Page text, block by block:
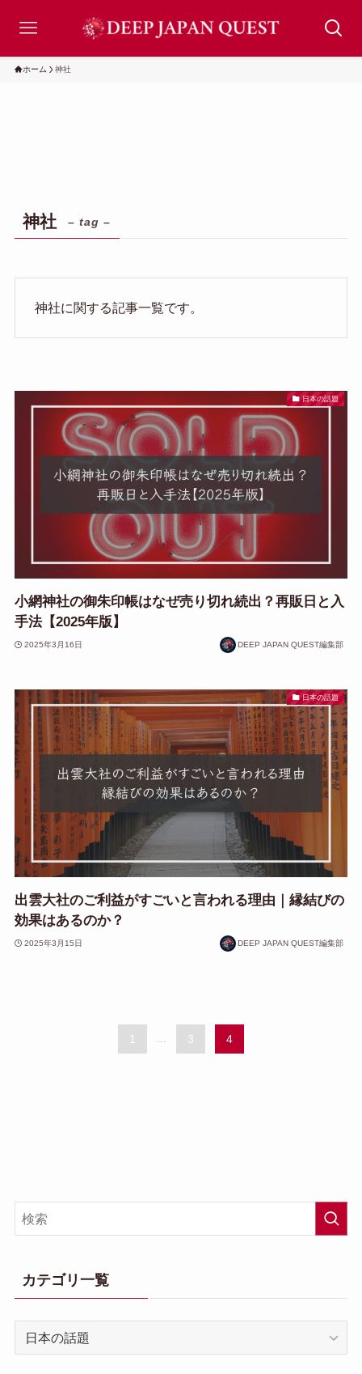
ホーム 神社
神社 – tag –
神社に関する記事一覧です。
日本の話題
小網神社の御朱印帳はなぜ売り切れ続出？再販日と入
手法【2025年版】
2025年3月16日 DEEP JAPAN QUEST編集部
日本の話題
出雲大社のご利益がすごいと言われる理由｜縁結びの
効果はあるのか？
2025年3月15日 DEEP JAPAN QUEST編集部
1 3 4
カテゴリ一覧